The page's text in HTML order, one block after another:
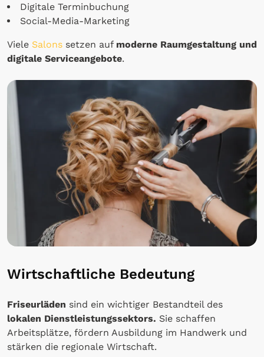
Digitale Terminbuchung
Social-Media-Marketing
Viele Salons setzen auf moderne Raumgestaltung und
digitale Serviceangebote.
Wirtschaftliche Bedeutung
Friseurläden sind ein wichtiger Bestandteil des
lokalen Dienstleistungssektors. Sie schaffen
Arbeitsplätze, fördern Ausbildung im Handwerk und
stärken die regionale Wirtschaft.